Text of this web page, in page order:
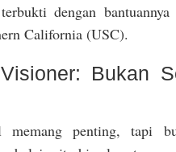
dengan
California (USC).
Bukan
memang penting, tapi